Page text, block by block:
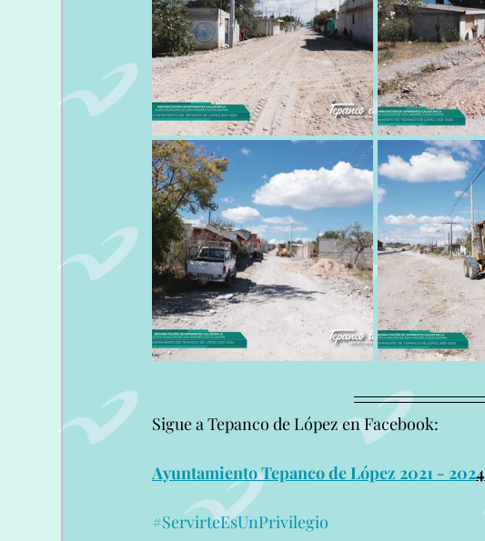
Sigue a Tepanco de López en Facebook:
Ayuntamiento Tepanco de López 2021 - 2024
#ServirteEsUnPrivilegio